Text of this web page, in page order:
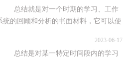
结就是对一个时期的学习、工作
的回顾和分析的书面材料，它可以使
2023-06-17
结是对某一特定时间段内的学习